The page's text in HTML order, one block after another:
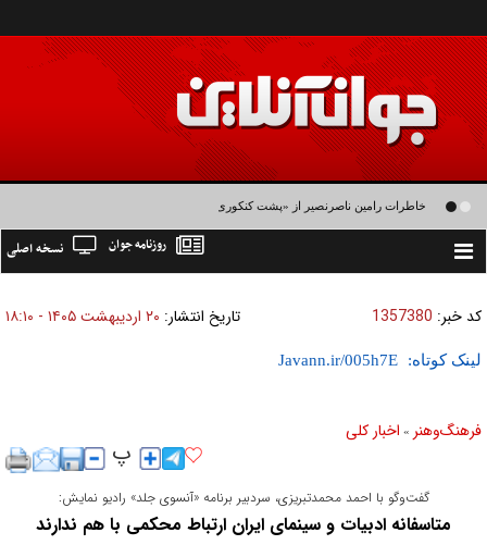
خاطرات رامین ناصرنصیر از «پشت‌ کنکوری‌ها» و رضا داوودنژاد: رضا کودک درون فعالی
Toggle
نسخه اصلی روزنامه جوان
کد خبر: 1357380 تاریخ انتشار: ۲۰ ارديبهشت ۱۴۰۵ - ۱۸:۱۰
لینک کوتاه:
فرهنگ‌و‌هنر » اخبار كلی
گفت‌و‌گو با احمد محمدتبریزی، سردبیر برنامه «آنسوی جلد» رادیو نمایش:
متاسفانه ادبیات و سینمای ایران ارتباط محکمی با هم ندارند